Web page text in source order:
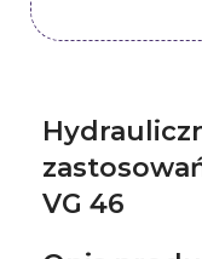
VG 46